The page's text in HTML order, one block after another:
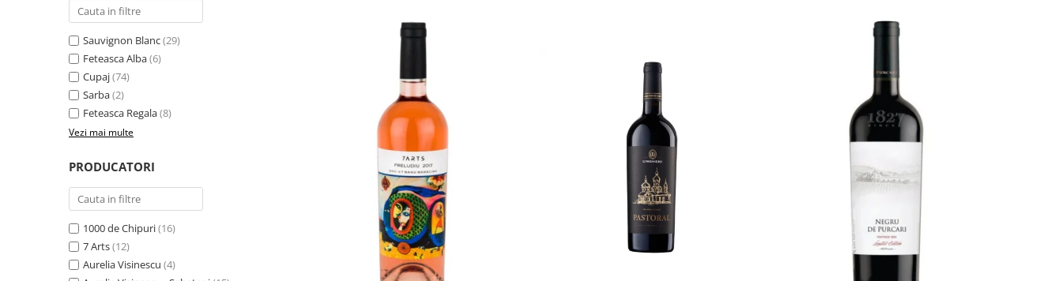
Sauvignon Blanc(29)
Feteasca Alba(6)
Cupaj(74)
Sarba(2)
Feteasca Regala(8)
Vezi mai multe
PRODUCATORI
1000 de Chipuri(16)
7 Arts(12)
Aurelia Visinescu (4)